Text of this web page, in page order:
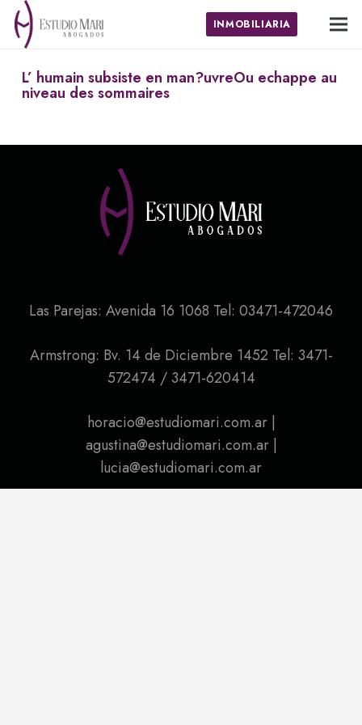
INMOBILIARIA
L’ humain subsiste en man?uvreOu echappe au
niveau des sommaires
Las Parejas: Avenida 16 1068 Tel: 03471-472046
Armstrong: Bv. 14 de Diciembre 1452 Tel: 3471-
572474 / 3471-620414
horacio@estudiomari.com.ar |
agustina@estudiomari.com.ar |
lucia@estudiomari.com.ar